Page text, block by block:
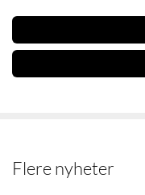
Flere nyheter